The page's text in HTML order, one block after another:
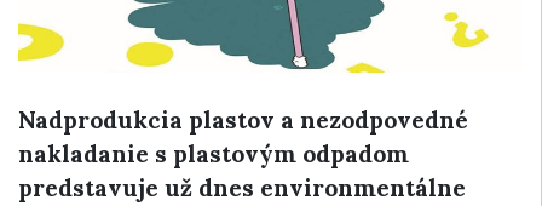
Nadprodukcia plastov a nezodpovedné
nakladanie s plastovým odpadom
predstavuje už dnes environmentálne